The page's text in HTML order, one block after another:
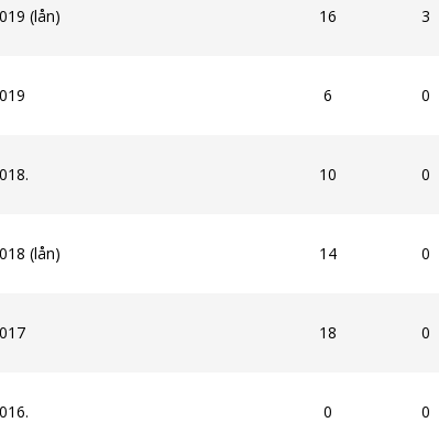
(lån) 16 3
6 0
10 0
(lån) 14 0
18 0
0 0